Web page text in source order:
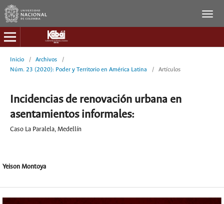
Inicio / Archivos
/
Núm. 23 (2020): Poder y Territorio en América Latina
/ Artículos
Incidencias de renovación urbana en
asentamientos informales:
Caso La Paralela, Medellín
Yeison Montoya